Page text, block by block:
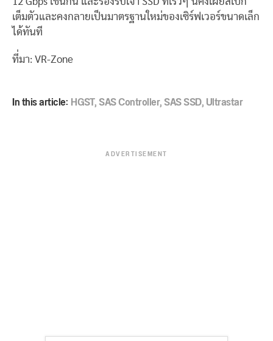
เต็มตัวและคงกลายเป็นมาตรฐานใหม่ของเซิร์ฟเวอร์ขนาดเล็ก
ได้ทันที
ที่มา: VR-Zone
In this article:HGST,SAS Controller,SAS SSD,Ultrastar
ADVERTISEMENT